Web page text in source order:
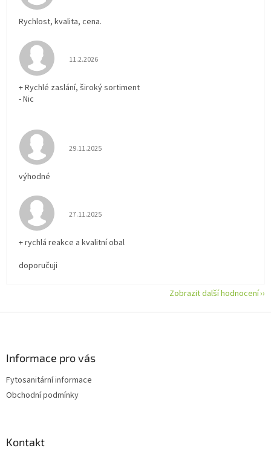
Rychlost, kvalita, cena.
Hodnocení obchodu je 5 z 5 hvězdiček.
11.2.2026
+ Rychlé zaslání, široký sortiment
- Nic
Hodnocení obchodu je 5 z 5 hvězdiček.
29.11.2025
výhodné
Hodnocení obchodu je 5 z 5 hvězdiček.
27.11.2025
+ rychlá reakce a kvalitní obal
doporučuji
Zobrazit další hodnocení
Informace pro vás
Fytosanitární informace
Obchodní podmínky
Kontakt